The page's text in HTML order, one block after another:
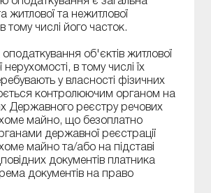
житлової та нежитлової
тому числі його часток.
об'єктів житлової
нерухомості, в тому числі їх
у власності фізичних
контролюючим органом на
Державного реєстру речових
майно, що безоплатно
державної реєстрації
майно та/або на підставі
документів платника
документів на право